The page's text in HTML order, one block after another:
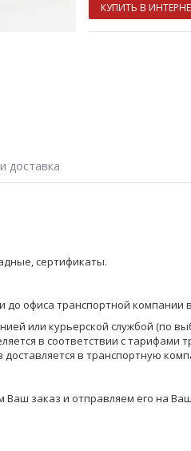
КУПИТЬ В
икры ног, рукава втачные
удобным для Вас способом:
67 (бесплатно по России), 8(495)
на электронную почту.
Эксель) и отправляете его
Вам скидку в
заказ и отправляем его на
доставка
сертификаты.
до офиса транспортной компании
или курьерской службой (по
в соответствии с тарифами
в транспортную